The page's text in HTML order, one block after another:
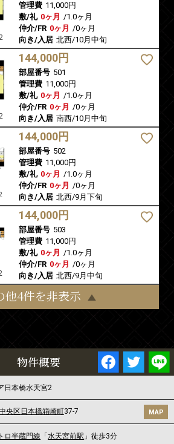
管理費 11,000円
敷/礼 0ヶ月 /1.0ヶ月
仲介/FR 0ヶ月 /0ヶ月
向き/入居 北西/10月中旬
144,000円
部屋番号 501
管理費 11,000円
敷/礼 0ヶ月 /1.0ヶ月
仲介/FR 0ヶ月 /0ヶ月
向き/入居 南西/10月中旬
144,000円
部屋番号 502
管理費 11,000円
敷/礼 0ヶ月 /1.0ヶ月
仲介/FR 0ヶ月 /0ヶ月
向き/入居 北西/9月下旬
144,000円
部屋番号 503
管理費 11,000円
敷/礼 0ヶ月 /1.0ヶ月
仲介/FR 0ヶ月 /0ヶ月
向き/入居 北西/9月中旬
他4件を非表示
物件概要
日本橋水天宮2
央区 日本橋箱崎町37-7 MAP
ロ半蔵門線 「水天宮前駅 」徒歩3分